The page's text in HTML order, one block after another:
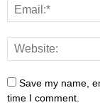
Save my name,
time I comment.